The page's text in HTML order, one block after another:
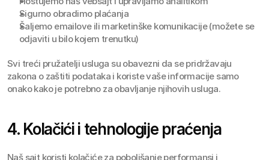
Sigurno obradimo plaćanja
Šaljemo emailove ili marketinške komunikacije (možete se
odjaviti u bilo kojem trenutku)
Svi treći pružatelji usluga su obavezni da se pridržavaju
zakona o zaštiti podataka i koriste vaše informacije samo
onako kako je potrebno za obavljanje njihovih usluga.
4. Kolačići i tehnologije praćenja
Naš sajt koristi kolačiće za poboljšanje performansi i